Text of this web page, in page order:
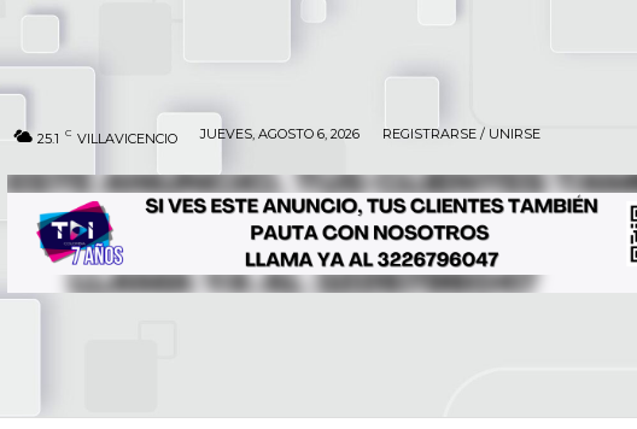
25.1 C VILLAVICENCIO JUEVES, AGOSTO 6, 2026 REGISTRARSE / UNIRSE